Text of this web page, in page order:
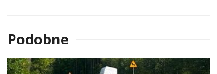
Podobne